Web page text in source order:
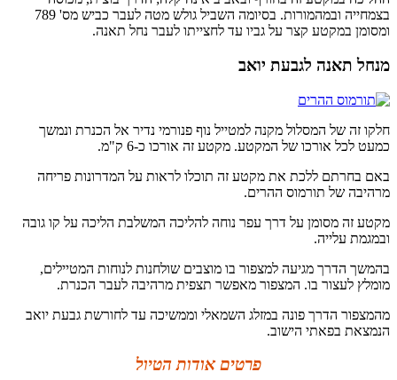
בצמחייה ובמהמורות. בסיומה השביל גולש מטה לעבר כביש מס' 789
ומסומן במקטע קצר על גביו עד לחצייתו לעבר נחל תאנה.
מנחל תאנה לגבעת יואב
חלקו זה של המסלול מקנה למטייל נוף פנורמי נדיר אל הכנרת ונמשך
כמעט לכל אורכו של המקטע. מקטע זה אורכו כ-6 ק"מ.
באם בחרתם ללכת את מקטע זה תוכלו לראות על המדרונות פריחה
מרהיבה של תורמוס ההרים.
מקטע זה מסומן על דרך עפר נוחה להליכה המשלבת הליכה על קו גובה
ובמגמת עלייה.
בהמשך הדרך מגיעה למצפור בו מוצבים שולחנות לנוחות המטיילים,
מומלץ לעצור בו. המצפור מאפשר תצפית מרהיבה לעבר הכנרת.
מהמצפור הדרך פונה במזלג השמאלי וממשיכה עד לחורשת גבעת יואב
הנמצאת בפאתי הישוב.
פרטים אודות הטיול